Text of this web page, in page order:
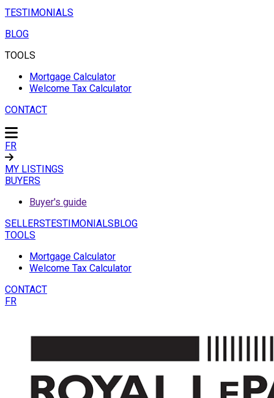
TESTIMONIALS
BLOG
TOOLS
Mortgage Calculator
Welcome Tax Calculator
CONTACT
FR
MY LISTINGS
BUYERS
Buyer's guide
SELLERSTESTIMONIALSBLOG
TOOLS
Mortgage Calculator
Welcome Tax Calculator
CONTACT
FR